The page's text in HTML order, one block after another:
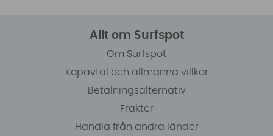
Allt om Surfspot
Om Surfspot
Köpavtal och allmänna villkor
Betalningsalternativ
Frakter
Handla från andra länder